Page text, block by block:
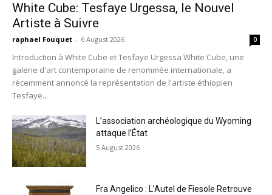
White Cube: Tesfaye Urgessa, le Nouvel
Artiste à Suivre
raphael Fouquet - 6 August 2026 0
Introduction à White Cube et Tesfaye Urgessa White Cube, une
galerie d'art contemporaine de renommée internationale, a
récemment annoncé la représentation de l'artiste éthiopien
Tesfaye...
L’association archéologique du Wyoming
attaque l’État
5 August 2026
Fra Angelico : L’Autel de Fiesole Retrouve